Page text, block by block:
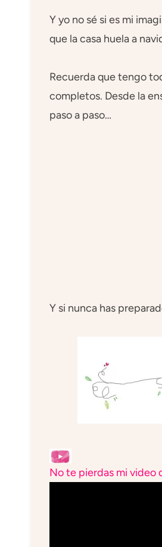
Y yo no sé si es mi
que la casa huela a
Recuerda que tengo
completos. Desde la
paso a paso…
Y si nunca has
No te pierdas mi video